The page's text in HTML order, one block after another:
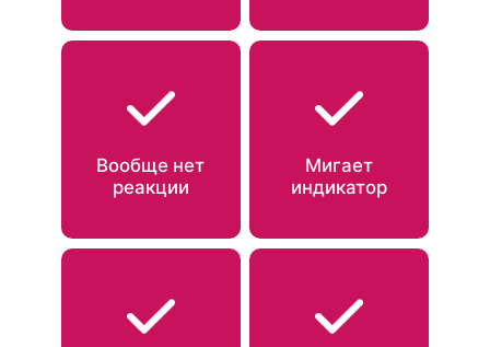
Вообще нет
реакции
Мигает
индикатор